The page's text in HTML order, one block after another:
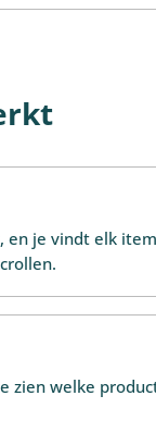
en je vindt elk
zien welke